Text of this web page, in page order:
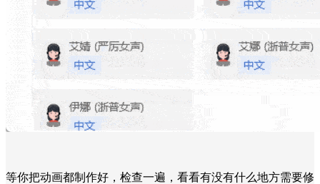
等你把动画都制作好，检查一遍，看看有没有什么地方需要修